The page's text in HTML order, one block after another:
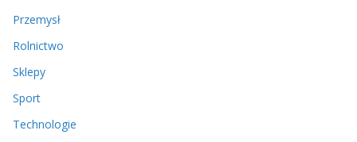
Przemysł
Rolnictwo
Sklepy
Sport
Technologie